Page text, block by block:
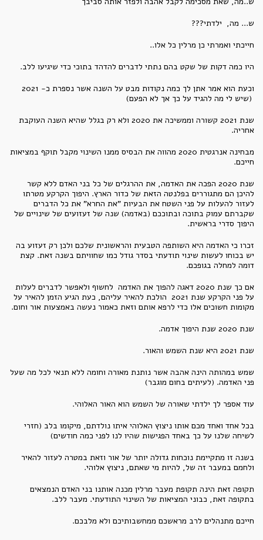
ש... מה, ילדתי???
חייכתי ואמרתי כן מרלין כל אלו..
היו כמה דקות של שקט בהם נתתי לדברים להדהד בתוכי כדי שיגיעו ללב.
וכעת הוא אמר אתן לך כמה נקודות מבט על השנה אשר נספרת כ- 2021
(שיש לי מה להגיד על כך אך לא הפעם)
שנת 2021 קשורה וממשיכה את 2020 ולא רק בגלל שהיא השנה העוקבת
אחריה.
מבחינה אנרגטית 2020 מהווה את הבסיס ממנו השינוי מקבל תוקף במציאות
חייכם.
שנת 2020 הפכה את האדמה, את ההרגלים של כל בני האדם ללא קשר
להיכן הם מתגוררים בפלנטה הזאת של כדור הארץ. היפוך הקרקע מטרתו
לעזור להעלות על פני השטח את הבעיות "את החרא" את כל הדברים
שקברתם עמוק בתוכה ובתוככם (באדמה) שנה של זעזועים של שינויים של
היפוך סדרי בראשית.
זכרו כי האדמה היא השותפה הטבעית והראשונית שלכם ולכן רק זעזוע בה
יש בכוחו לעשות שינוי תודעתי בסדר גודל כמו שחוויתם בשנה זאת. קצת
דומה למחלה בגופכם.
אם כך שנת 2020 דאגה להפוך את האדמה לחשוף ולאפשר לדברים לעלות
על פני הקרקע שנת 2021 הולכת להאיר עליהם, כעת הגיע הזמן להאיר על
מקומות חשוכים אלו כדי לרפא אותם וזאת כאמור נעשה באמצעות אור וחום.
שנת 2020 שנת היפוך אדמה.
שנת 2021 היא שנת השמש והאור.
שמש במהותה הינה אהבה אשר נותנת מאורה וחומה ללא תנאי לכל מה שעל
פני האדמה. (לעיתים בחום מוגבר)
עוד אספר לך ילדתי שאורה של השמש הוא האור האלוהי.
בכל אחד ואחד מכם אותו ניצוץ האלוהי איתו נולדתם, מיקומו בלב (חזרי
לשיחה שלנו על כך באחד הפגישות שהיו לנו לפני כמה חודשים)
בשנה זו מתקיימת נוכחות גדולה יותר של אור וזאת במטרה לעזור להאיר
ולחמם במעבר זה של, להיות מי שאתם, ניצוץ אלוהי.
תקופה זאת הינה תקופת מעבר מרלין מכנה אותנו בני האדם הנמצאים
בתקופה זאת, כבוני המציאות של השינוי התודעתי. מעבר ללב.
חייכם מתנהלים לרב מראשכם ממחשבותיכם ולא מלבכם.